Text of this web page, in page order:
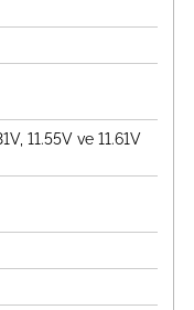
11.55V ve 11.61V